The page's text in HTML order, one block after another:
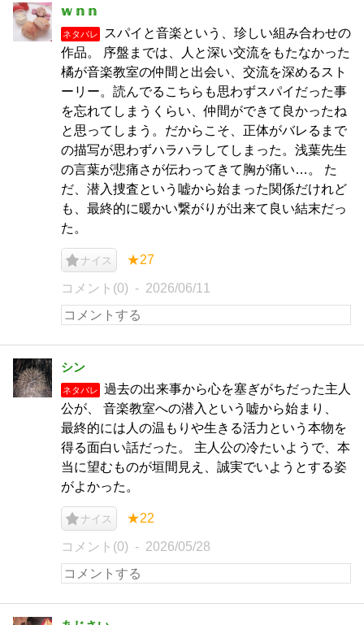
𝕨 𝕟 𝕟
ネタバレ
スパイと音楽という、珍しい組み合わせの
作品。 序盤までは、人と深い交流をもたなかった
橘が音楽教室の仲間と出会い、交流を深めるスト
ーリー。読んでるこちらも思わずスパイだった事
を忘れてしまうくらい、仲間ができて良かったね
と思ってしまう。だからこそ、正体がバレるまで
の描写が思わずハラハラしてしまった。浅葉先生
の言葉が悲痛さが伝わってきて胸が痛い…。 た
だ、潜入捜査という嘘から始まった関係だけれど
も、最終的に暖かい繋がりが出来て良い結末だっ
た。
ナイス ★27
コメント(0) 2026/06/11
シン
ネタバレ
過去の出来事から心を塞ぎがちだった主人
公が、 音楽教室への潜入という嘘から始まり、
最終的には人の温もりや生きる活力という本物を
得る面白い話だった。 主人公の冷たいようで、本
当に望むものが垣間見え、誠実でいようとする姿
がよかった。
ナイス ★22
コメント(0) 2026/05/28